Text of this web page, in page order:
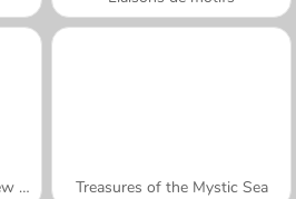
Amigo Pancho 2 : fête à New York Treasures of the Mystic Sea